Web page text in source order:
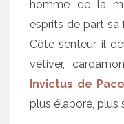
homme de la
esprits de part sa
Côté senteur, il
vétiver,
Invictus de
plus élaboré, plus